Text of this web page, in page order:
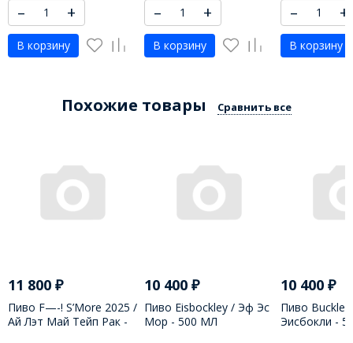
– +
В корзину
– +
В корзину
– +
В корзину
Похожие товары Сравнить все
11 800 ₽
Пиво F—-! S’More 2025 /
Ай Лэт Май Тейп Рак -
10 400 ₽
Пиво Eisbockley / Эф Эс
Мор - 500 МЛ
10 400 ₽
Пиво
Эисбокли -